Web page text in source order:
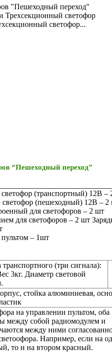
"Пешеходный переход"
Трехсекционный светофор
светофор...
“Пешеходный переход”
(транспортный) 12В –
(пешеходный) 12В – 2
для светофоров – 2 шт
для светофоров – 2 шт
– 1шт
транспортного (три сигнала):
3кг. Диаметр световой
стойка алюминиевая,
на управлении пультом, оба
между собой радиомодулем и
между ними
Например, если на
то и на втором красный.